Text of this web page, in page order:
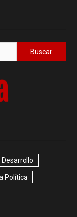
Desarrollo
Política